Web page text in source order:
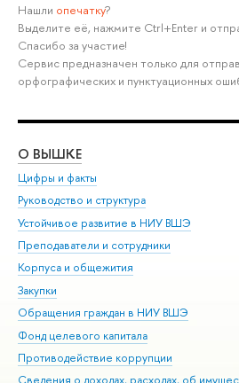
Нашли опечатку?
Выделите её, нажмите Ctrl+Enter и
Спасибо за участие!
Сервис предназначен только для
орфографических и пунктуационных
О ВЫШКЕ
Цифры и факты
Руководство и структура
Устойчивое развитие в НИУ ВШЭ
Преподаватели и сотрудники
Корпуса и общежития
Закупки
Обращения граждан в НИУ ВШЭ
Фонд целевого капитала
Противодействие коррупции